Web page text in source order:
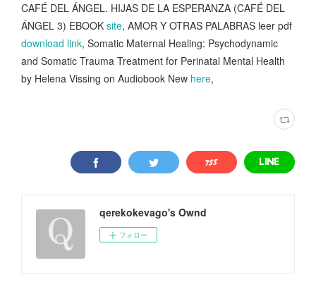
CAFÉ DEL ÁNGEL. HIJAS DE LA ESPERANZA (CAFÉ DEL
ÁNGEL 3) EBOOK site, AMOR Y OTRAS PALABRAS leer pdf
download link, Somatic Maternal Healing: Psychodynamic
and Somatic Trauma Treatment for Perinatal Mental Health
by Helena Vissing on Audiobook New here,
qerekokevago's Ownd
フォロー